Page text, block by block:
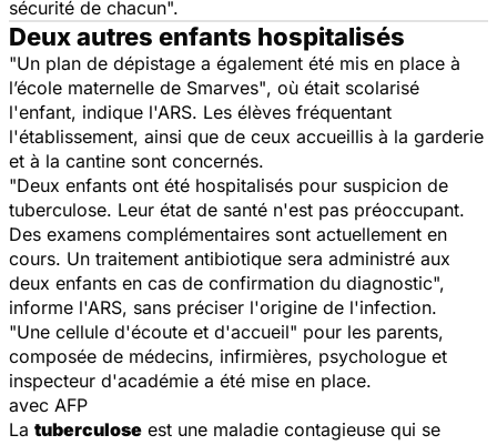
sécurité de chacun".
Deux autres enfants hospitalisés
"Un plan de dépistage a également été mis en place à
l’école maternelle de Smarves", où était scolarisé
l'enfant, indique l'ARS. Les élèves fréquentant
l'établissement, ainsi que de ceux accueillis à la garderie
et à la cantine sont concernés.
"Deux enfants ont été hospitalisés pour suspicion de
tuberculose. Leur état de santé n'est pas préoccupant.
Des examens complémentaires sont actuellement en
cours. Un traitement antibiotique sera administré aux
deux enfants en cas de confirmation du diagnostic",
informe l'ARS, sans préciser l'origine de l'infection.
"Une cellule d'écoute et d'accueil" pour les parents,
composée de médecins, infirmières, psychologue et
inspecteur d'académie a été mise en place.
avec AFP
La tuberculose est une maladie contagieuse qui se